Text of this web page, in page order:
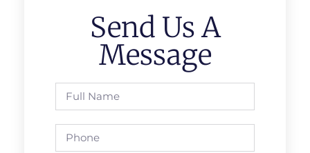
Send Us A
Message